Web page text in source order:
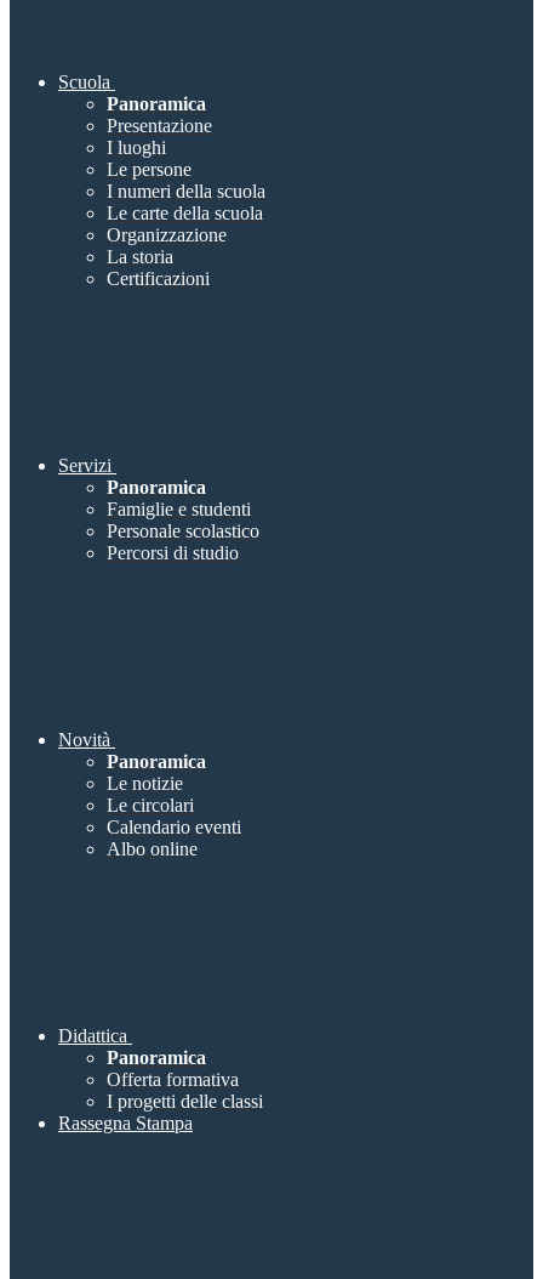
Scuola
Panoramica
Presentazione
I luoghi
Le persone
I numeri della scuola
Le carte della scuola
Organizzazione
La storia
Certificazioni
Servizi
Panoramica
Famiglie e studenti
Personale scolastico
Percorsi di studio
Novità
Panoramica
Le notizie
Le circolari
Calendario eventi
Albo online
Didattica
Panoramica
Offerta formativa
I progetti delle classi
Rassegna Stampa